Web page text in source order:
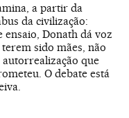
a partir da
da civilização:
Donath dá voz
sido mães, não
que
O debate está